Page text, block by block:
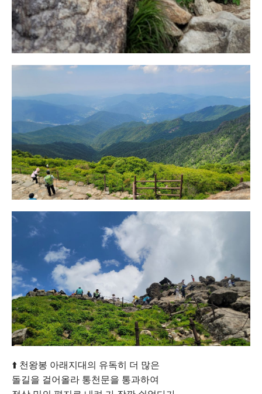
⬆️ 천왕봉 아래지대의 유독히 더 많은
돌길을 걸어올라 통천문을 통과하여